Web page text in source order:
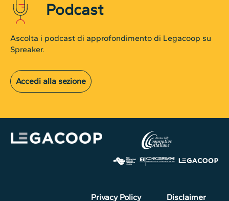
Podcast
Ascolta i podcast di approfondimento di Legacoop su
Spreaker.
Accedi alla sezione
Privacy Policy
Disclaimer